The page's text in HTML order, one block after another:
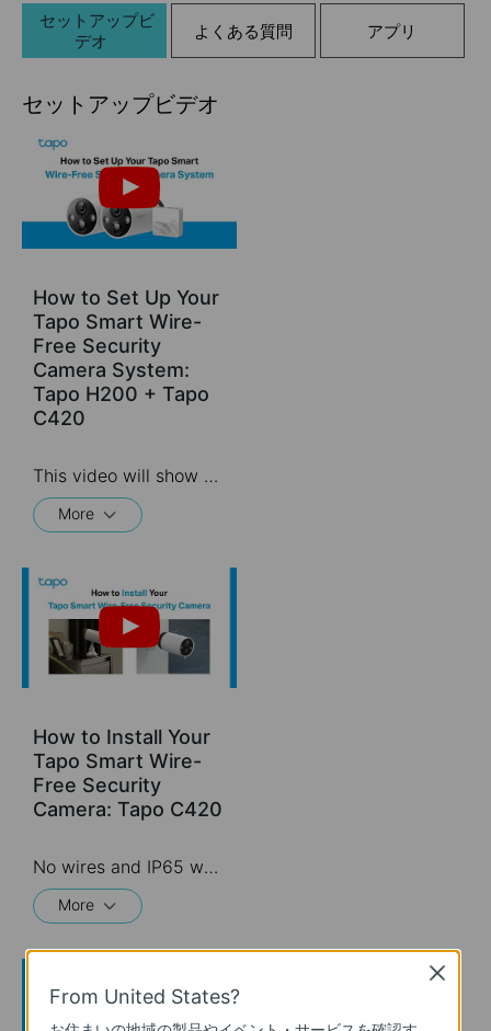
セットアップビ
デオ
よくある質問 アプリ
セットアップビデオ
How to Set Up Your
Tapo Smart Wire-
Free Security
Camera System:
Tapo H200 + Tapo
C420
This video will show you how to set up your wire-free security camera system Tapo C420S2.  2K QHD: Now with 1.7 times more pixels than 1080p, providing clearer videos and photos.  180-Day Battery Life*: Install anywhere with long battery life. The rechargeable and removable battery with a low-power protocol extends your usage.  Full-Color Night Vision: Reveal high-fidelity details and color at night with the starlight sensor.  Smart AI Detection and Notification: Smart AI identifies people, pets, packages, and cars, notifying you as needed.  Wire-Free Placement: No wires means you can place the cameras almost anywhere inside or outside-whatever works for you!
More
How to Install Your
Tapo Smart Wire-
Free Security
Camera: Tapo C420
No wires and IP65 water & dust resistant means you can place the camera almost anywhere inside or outside-whatever works for you! This video will show you how to mount your wire-free security camera on a wall or set on a table.
More
From United States?
Close